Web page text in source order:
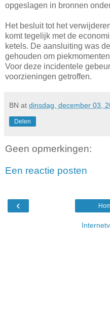
opgeslagen in bronnen
Het besluit tot het
komt tegelijk met de
ketels. De aansluiting was
gehouden om
Voor deze incidentele
voorzieningen getroffen.
BN at dinsdag, december 03,
Delen
Geen opmerkingen:
Een reactie posten
‹